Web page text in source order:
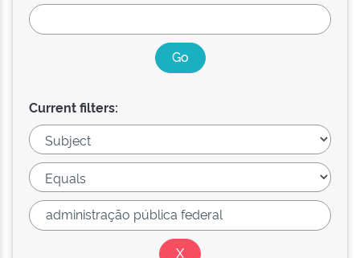
Current filters: